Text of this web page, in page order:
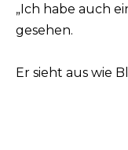
„Ich habe auch
gesehen.
Er sieht aus wie